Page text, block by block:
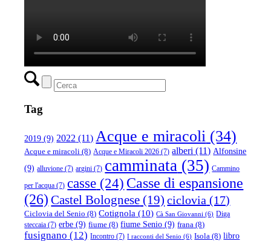
Tag
2019 (9) 2022 (11) Acque e miracoli (34)
Acque e miracoli (8) Acque e Miracoli 2026 (7) alberi (11) Alfonsine
(9) alluvione (7) argini (7) camminata (35) Cammino
per l'acqua (7) casse (24) Casse di espansione
(26) Castel Bolognese (19) ciclovia (17)
Ciclovia del Senio (8) Cotignola (10) Cà San Giovanni (6) Diga
steccaia (7) erbe (9) fiume (8) fiume Senio (9) frana (8)
fusignano (12) Incontro (7) I racconti del Senio (6) Isola (8) libro